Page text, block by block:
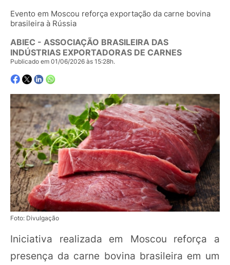
Evento em Moscou reforça exportação da carne bovina
brasileira à Rússia
ABIEC - ASSOCIAÇÃO BRASILEIRA DAS
INDÚSTRIAS EXPORTADORAS DE CARNES
Publicado em 01/06/2026 às 15:28h.
Foto: Divulgação
Iniciativa realizada em Moscou reforça a
presença da carne bovina brasileira em um